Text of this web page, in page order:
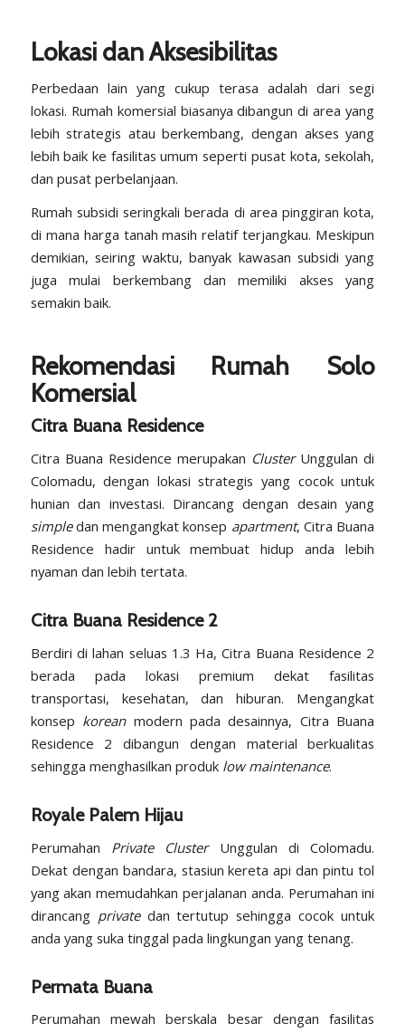
Lokasi dan Aksesibilitas
Perbedaan lain yang cukup terasa adalah dari segi
lokasi. Rumah komersial biasanya dibangun di area yang
lebih strategis atau berkembang, dengan akses yang
lebih baik ke fasilitas umum seperti pusat kota, sekolah,
dan pusat perbelanjaan.
Rumah subsidi seringkali berada di area pinggiran kota,
di mana harga tanah masih relatif terjangkau. Meskipun
demikian, seiring waktu, banyak kawasan subsidi yang
juga mulai berkembang dan memiliki akses yang
semakin baik.
Rekomendasi Rumah Solo
Komersial
Citra Buana Residence
Citra Buana Residence merupakan ClusterUnggulan di
Colomadu, dengan lokasi strategis yang cocok untuk
hunian dan investasi. Dirancang dengan desain yang
simpledan mengangkat konsep apartment, Citra Buana
Residence hadir untuk membuat hidup anda lebih
nyaman dan lebih tertata.
Citra Buana Residence 2
Berdiri di lahan seluas 1.3 Ha, Citra Buana Residence 2
berada pada lokasi premium dekat fasilitas
transportasi, kesehatan, dan hiburan. Mengangkat
konsep koreanmodern pada desainnya, Citra Buana
Residence 2 dibangun dengan material berkualitas
sehingga menghasilkan produk low maintenance.
Royale Palem Hijau
Perumahan Private ClusterUnggulan di Colomadu.
Dekat dengan bandara, stasiun kereta api dan pintu tol
yang akan memudahkan perjalanan anda. Perumahan ini
dirancang privatedan tertutup sehingga cocok untuk
anda yang suka tinggal pada lingkungan yang tenang.
Permata Buana
Perumahan mewah berskala besar dengan fasilitas